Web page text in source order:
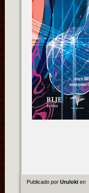
Publicado por Uruloki en